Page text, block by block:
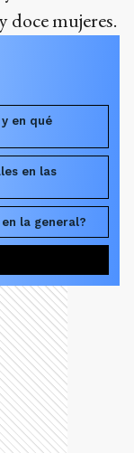
doce mujeres.
en qué
en las
la general?